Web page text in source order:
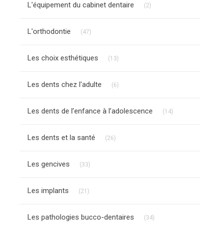
L'équipement du cabinet dentaire (2)
L'orthodontie (47)
Les choix esthétiques (13)
Les dents chez l'adulte (6)
Les dents de l’enfance à l’adolescence (14)
Les dents et la santé (26)
Les gencives (33)
Les implants (21)
Les pathologies bucco-dentaires (34)